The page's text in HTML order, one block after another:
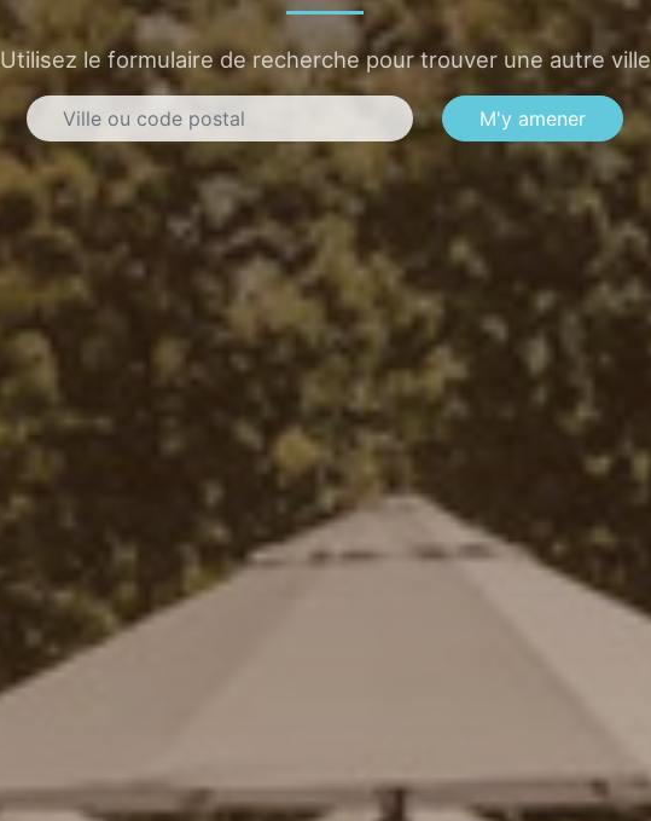
Utilisez le formulaire de recherche pour trouver une autre ville
M'y amener